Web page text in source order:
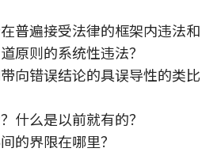
普遍接受法律的框架内违法和
原则的系统性违法？
向错误结论的具误导性的类比
什么是以前就有的？
的界限在哪里？